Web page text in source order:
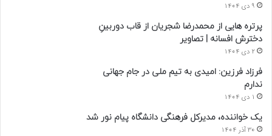
9 دی 1404
پرتره هایی از محمدرضا شجریان از قاب دوربینِ
دخترش افسانه | تصاویر
2 دی 1404
فرزاد فرزین: امیدی به تیم ملی در جام جهانی
ندارم
1 دی 1404
یک خواننده، مدیرکل فرهنگی دانشگاه پیام نور شد
30 آذر 1404